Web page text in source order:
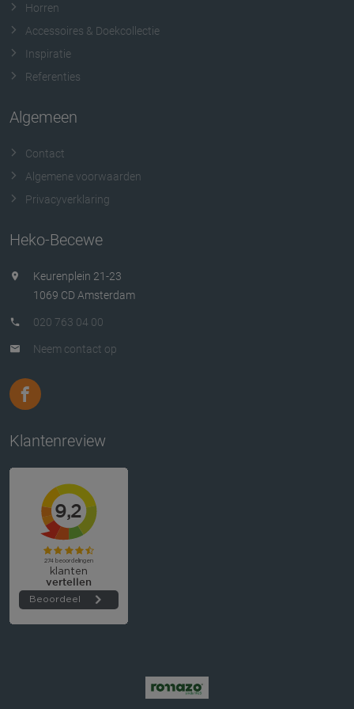
raambekleding van Luxaflex
Horren
Accessoires & Doekcollectie
Inspiratie
Referenties
Algemeen
Contact
Algemene voorwaarden
Privacyverklaring
Heko-Becewe
Keurenplein 21-23
1069 CD Amsterdam
020 763 04 00
Neem contact op
Klantenreview